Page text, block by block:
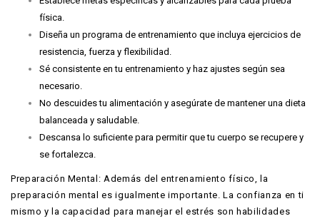
física.
Diseña un programa de entrenamiento que incluya ejercicios de
resistencia, fuerza y ​​flexibilidad.
Sé consistente en tu entrenamiento y haz ajustes según sea
necesario.
No descuides tu alimentación y asegúrate de mantener una dieta
balanceada y saludable.
Descansa lo suficiente para permitir que tu cuerpo se recupere y
se fortalezca.
Preparación Mental: Además del entrenamiento físico, la
preparación mental es igualmente importante. La confianza en ti
mismo y la capacidad para manejar el estrés son habilidades